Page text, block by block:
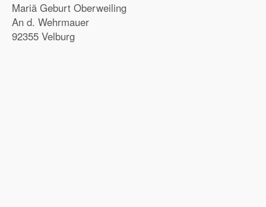
Mariä Geburt Oberweiling
An d. Wehrmauer
92355 Velburg